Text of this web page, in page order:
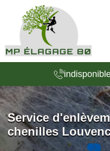
Service
chenilles